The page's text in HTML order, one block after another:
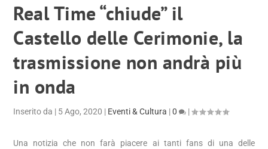
Real Time “chiude” il
Castello delle Cerimonie, la
trasmissione non andrà più
in onda
Inserito da | 5 Ago, 2020 | Eventi & Cultura |0 |
Una notizia che non farà piacere ai tanti fans di una delle